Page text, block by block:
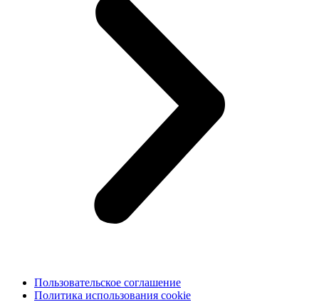
Пользовательское соглашение
Политика использования cookie